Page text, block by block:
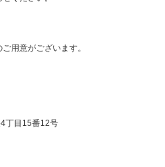
用意がございます。
丁目15番12号